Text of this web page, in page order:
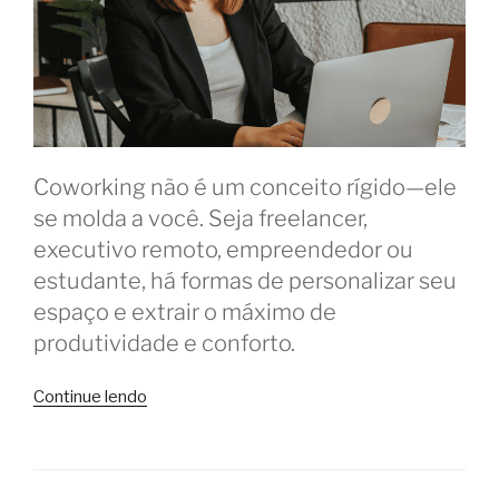
Coworking não é um conceito rígido—ele
se molda a você. Seja freelancer,
executivo remoto, empreendedor ou
estudante, há formas de personalizar seu
espaço e extrair o máximo de
produtividade e conforto.
Continue lendo